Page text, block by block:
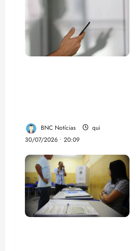
BNC Notícias
qui
30/07/2026 • 20:09